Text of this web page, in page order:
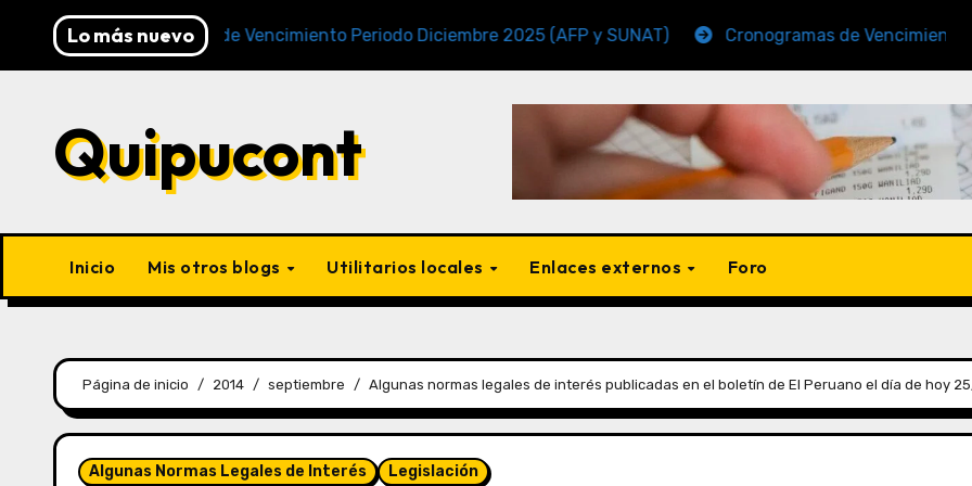
Lo más nuevo
Cronogramas de Vencimiento Periodo Diciembre 2025 (AFP y SUNAT) Cronogramas de Vencimiento Periodo
Quipucont
Inicio Mis otros blogs Utilitarios locales Enlaces externos Foro
Página de inicio 2014 septiembre Algunas normas legales de interés publicadas en el boletín de El Peruano el día de hoy
Algunas Normas Legales de Interés Legislación